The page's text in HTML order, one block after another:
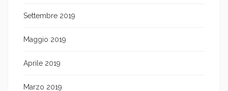
Settembre 2019
Maggio 2019
Aprile 2019
Marzo 2019